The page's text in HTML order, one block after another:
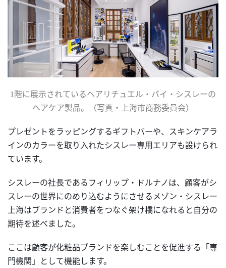
1 階に展示されているヘアリチュエル・バイ・シスレーの
ヘアケア製品。（写真・上海市商務委員会）
プレゼントをラッピングするギフトバーや、スキンケアラ
インのカラーを取り入れたシスレー専用エリアも設けられ
ています。
シスレーの社長であるフィリップ・ドルナノは、顧客がシ
スレーの世界にのめり込むようにさせるメゾン・シスレー
上海はブランドと消費者をつなぐ架け橋になれると自分の
期待を述べました。
ここは顧客が化粧品ブランドを楽しむことを促進する「専
門機関」として機能します。